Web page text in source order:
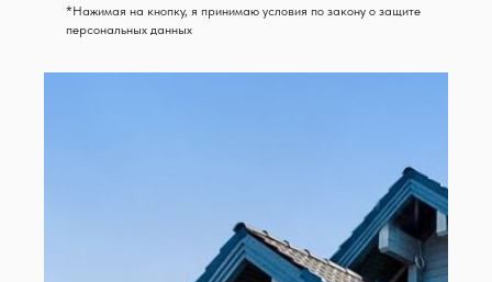
*Нажимая на кнопку, я принимаю условия по закону о защите
персональных данных